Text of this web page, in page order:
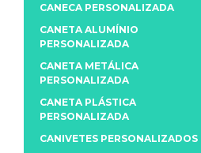
CANECA PERSONALIZADA
CANETA ALUMÍNIO
PERSONALIZADA
CANETA METÁLICA
PERSONALIZADA
CANETA PLÁSTICA
PERSONALIZADA
CANIVETES PERSONALIZADOS